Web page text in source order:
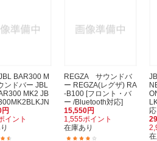
BAR300 M
ンドバー JBL
MK2 JB
イント
REGZA サウンドバ
ー REGZA(レグザ) RA
-B100 [フロント・バ
ー /Bluetooth対応]
15,550円
1,555ポイント
在庫あり